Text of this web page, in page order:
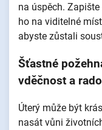
na úspěch.
ho na viditelné
abyste zůstali
Šťastné
vděčnost a
Úterý může být
nasát vůni